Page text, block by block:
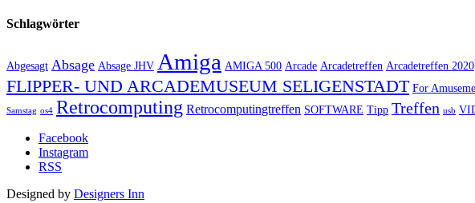
Schlagwörter
Abgesagt Absage Absage JHV Amiga AMIGA 500 Arcade Arcadetreffen Arcadetreffen 2020
FLIPPER- UND ARCADEMUSEUM SELIGENSTADT For
Samstag os4 Retrocomputing Retrocomputingtreffen SOFTWARE Tipp Treffen usb
Facebook
Instagram
RSS
Designed by Designers Inn